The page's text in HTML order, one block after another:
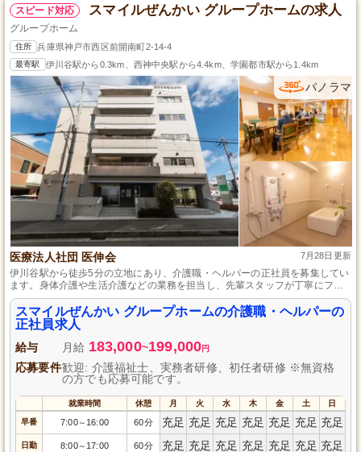
スピード対応 スマイルぜんかい グループホームの求人
グループホーム
住所 兵庫県神戸市西区前開南町2-14-4
最寄駅 伊川谷駅から0.3km、西神中央駅から4.4km、学園都市駅から1.4km
パノラマ
医療法人社団 医伸会 7月28日更新
伊川谷駅から徒歩5分の立地にあり、介護職・ヘルパーの正社員を募集してい
ます。身体介護や生活介護などの業務を担当し、先輩スタッフが丁寧にフォ
ローするため、経験が浅い方でも安心して成長できる職場です。社会保険完
備、賞与年2回、昇給制度ありで長く働ける環境を整えています。マイカー通
勤も可能で、交通費支給もあるためアクセス良好です。
スマイルぜんかい グループホームの介護職・ヘルパーの
正社員求人
給与 月給 183,000~199,000円
応募要件歓迎: 介護福祉士、実務者研修、初任者研修 ※無資格
の方でも応募可能です。
就業時間 休憩 月 火 水 木 金 土 日
早番 7:00～ 16:00 60分 充足 充足 充足 充足 充足 充足 充足
日勤 8:00～ 17:00 60分 充足 充足 充足 充足 充足 充足 充足